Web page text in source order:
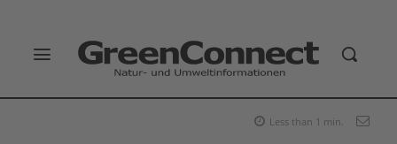
Less than 1 min.